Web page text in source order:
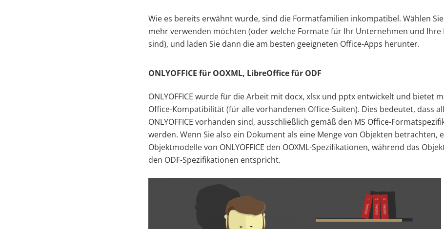
Wie es bereits erwähnt wurde, sind die Formatfamilien inkompatibel. Wählen Sie
mehr verwenden möchten (oder welche Formate für Ihr Unternehmen und
sind), und laden Sie dann die am besten geeigneten Office-Apps herunter.
ONLYOFFICE für OOXML, LibreOffice für ODF
ONLYOFFICE wurde für die Arbeit mit docx, xlsx und pptx entwickelt und bietet
Office-Kompatibilität (für alle vorhandenen Office-Suiten). Dies bedeutet, dass
ONLYOFFICE vorhanden sind, ausschließlich gemäß den MS Office-
werden. Wenn Sie also ein Dokument als eine Menge von Objekten betrachten,
Objektmodelle von ONLYOFFICE den OOXML-Spezifikationen, während das
den ODF-Spezifikationen entspricht.